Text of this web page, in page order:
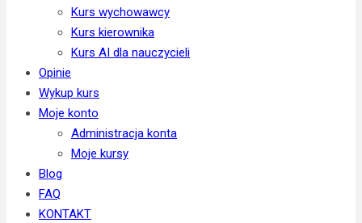
Kurs wychowawcy
Kurs kierownika
Kurs AI dla nauczycieli
Opinie
Wykup kurs
Moje konto
Administracja konta
Moje kursy
Blog
FAQ
KONTAKT